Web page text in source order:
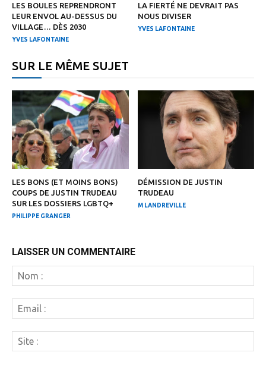
LES BOULES REPRENDRONT
LEUR ENVOL AU-DESSUS DU
VILLAGE… DÈS 2030
YVES LAFONTAINE
LA FIERTÉ NE DEVRAIT PAS
NOUS DIVISER
YVES LAFONTAINE
SUR LE MÊME SUJET
LES BONS (ET MOINS BONS)
COUPS DE JUSTIN TRUDEAU
SUR LES DOSSIERS LGBTQ+
PHILIPPE GRANGER
DÉMISSION DE JUSTIN
TRUDEAU
M LANDREVILLE
LAISSER UN COMMENTAIRE
:
:
: